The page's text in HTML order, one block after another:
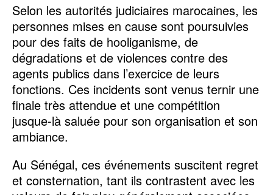
Selon les autorités judiciaires marocaines, les
personnes mises en cause sont poursuivies
pour des faits de hooliganisme, de
dégradations et de violences contre des
agents publics dans l’exercice de leurs
fonctions. Ces incidents sont venus ternir une
finale très attendue et une compétition
jusque-là saluée pour son organisation et son
ambiance.
Au Sénégal, ces événements suscitent regret
et consternation, tant ils contrastent avec les